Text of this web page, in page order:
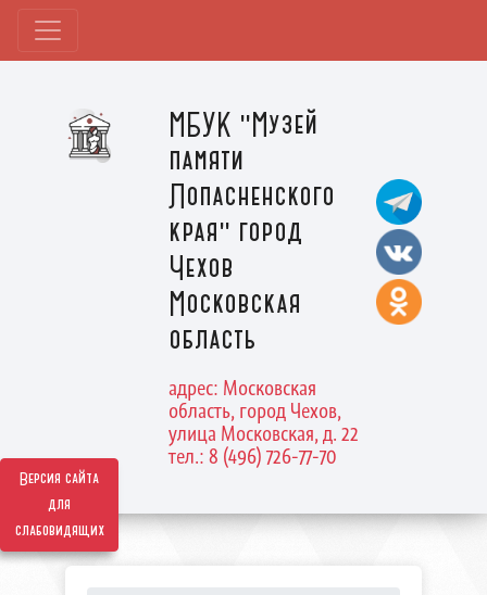
Версия сайта
для
слабовидящих
МБУК "Музей
памяти
Лопасненского
края" город
Чехов
Московская
область
адрес: Московская
область, город Чехов,
улица Московская, д. 22
тел.: 8 (496) 726-77-70